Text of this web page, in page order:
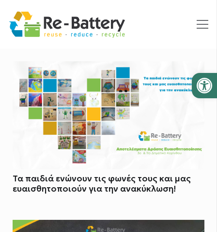
Τα παιδιά ενώνουν τις φωνές τους και μας
ευαισθητοποιούν για την ανακύκλωση!